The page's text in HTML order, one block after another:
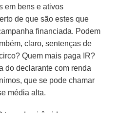
em bens e ativos
de que são estes que
financiada. Podem
claro, sentenças de
Quem mais paga IR?
do declarante com renda
que se pode chamar
média alta.